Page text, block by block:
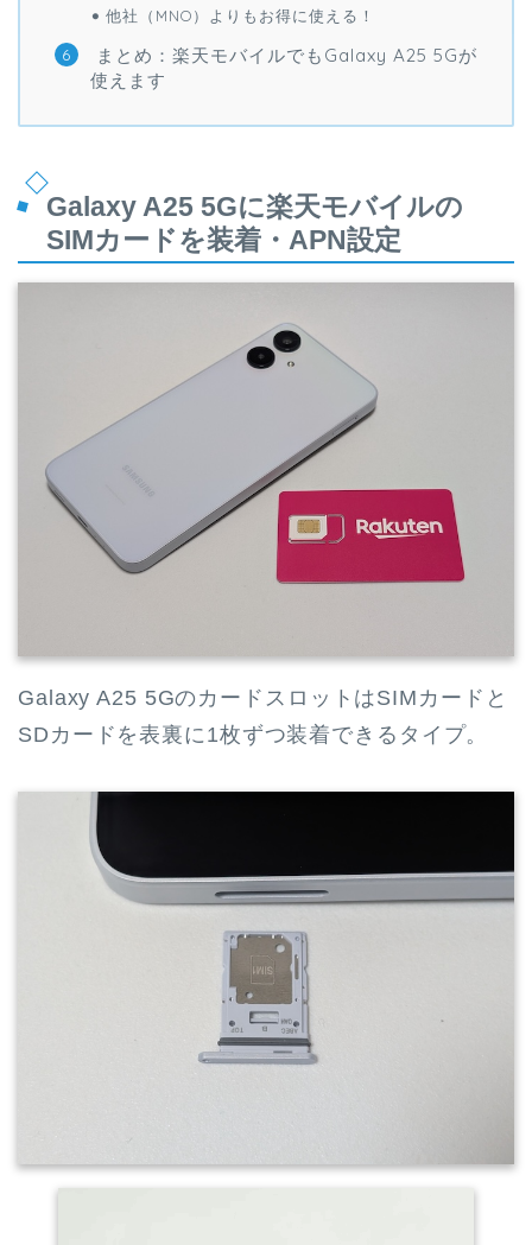
他社（MNO）よりもお得に使える！
まとめ：楽天モバイルでもGalaxy A25 5Gが
使えます
Galaxy A25 5Gに楽天モバイルの
SIMカードを装着・APN設定
Galaxy A25 5GのカードスロットはSIMカードと
SDカードを表裏に1枚ずつ装着できるタイプ。